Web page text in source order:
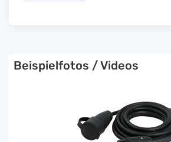
Beispielfotos / Videos